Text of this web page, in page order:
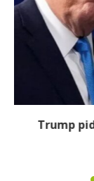
Johan